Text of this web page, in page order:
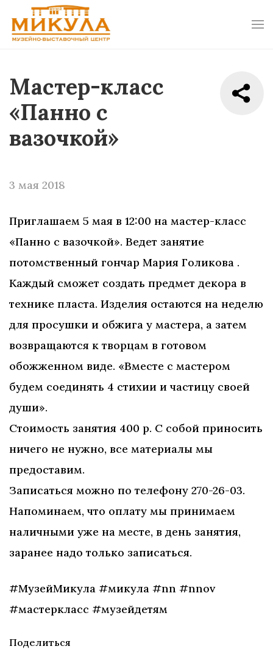
Мастер-класс
«Панно с
вазочкой»
3 мая 2018
Приглашаем 5 мая в 12:00 на мастер-класс
«Панно с вазочкой». Ведет занятие
потомственный гончар Мария Голикова .
Каждый сможет создать предмет декора в
технике пласта. Изделия остаются на неделю
для просушки и обжига у мастера, а затем
возвращаются к творцам в готовом
обожженном виде. «Вместе с мастером
будем соединять 4 стихии и частицу своей
души».
Стоимость занятия 400 р. С собой приносить
ничего не нужно, все материалы мы
предоставим.
Записаться можно по телефону 270-26-03.
Напоминаем, что оплату мы принимаем
наличными уже на месте, в день занятия,
заранее надо только записаться.
#МузейМикула #микула #nn #nnov
#мастеркласс #музейдетям
Поделиться